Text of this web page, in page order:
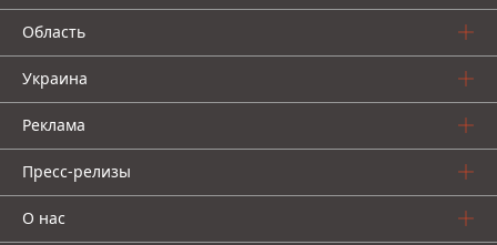
Область
Украина
Реклама
Пресс-релизы
О нас